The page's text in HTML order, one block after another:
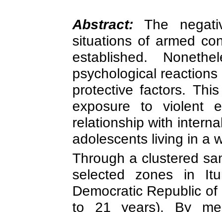
Abstract:The
situations of armed
established.
psychological
protective factors.
exposure to violent
relationship with
adolescents living in a
Through a clustered
selected zones in
Democratic Republic
to 21 years). By